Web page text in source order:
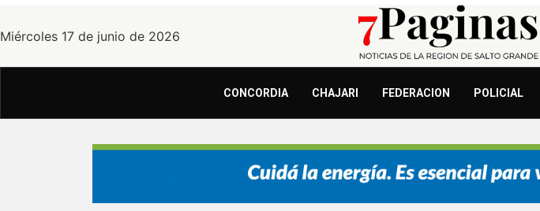
Miércoles 17 de junio de 2026
CONCORDIA CHAJARI FEDERACION POLICIAL